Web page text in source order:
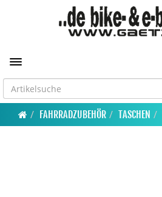
Toggle navigation
FAHRRADZUBEHÖR TASCHEN